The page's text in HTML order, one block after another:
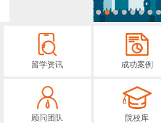
留学资讯 成功案例
顾问团队 院校库